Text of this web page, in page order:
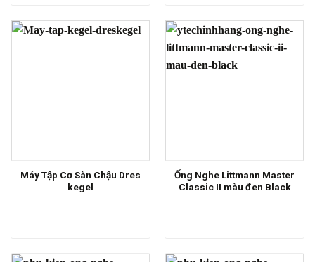
Máy Tập Cơ Sàn Chậu Dres
kegel
Ống Nghe Littmann Master
Classic II màu đen Black